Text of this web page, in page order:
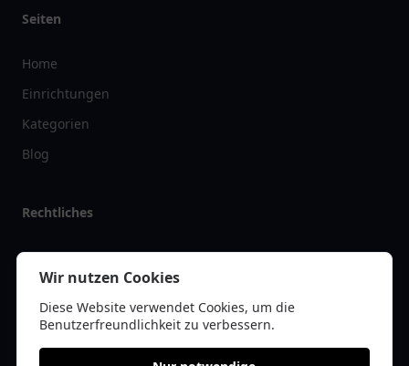
Seiten
Home
Einrichtungen
Kategorien
Blog
Rechtliches
Impressum
Datenschutz
Kontakt
Wir nutzen Cookies
Diese Website verwendet Cookies, um die
Benutzerfreundlichkeit zu verbessern.